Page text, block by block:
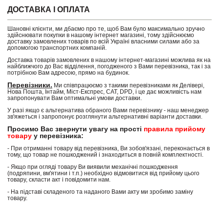
ДОСТАВКА І ОПЛАТА
Шановні клієнти, ми дбаємо про те, щоб Вам було максимально зручно
здійснювати покупки в нашому інтернет магазині, тому здійснюємо
доставку замовлених товарів по всій Україні власними силами або за
допомогою транспортних компаній.
Доставка товарів замовлених в нашому інтернет-магазині можлива як на
найближчого до Вас відділення, погодженого з Вами перевізника, так і за
потрібною Вам адресою, прямо на будинок.
Перевізники. Ми співпрацюємо з такими перевізниками як Делівері,
Нова Пошта, Інтайм, Міст-Експрес, САТ, DPD, і це дає можливість нам
запропонувати Вам оптимальні умови доставки.
У разі якщо є альтернатива обраного Вами перевізнику - наш менеджер
зв'яжеться і запропонує розглянути альтернативні варіанти доставки.
Просимо Вас звернути увагу на прості правила прийому
товару у перевізника:
- При отриманні товару від перевізника, Ви зобов'язані, переконається в
тому, що товар не пошкоджений і знаходиться в повній комплектності.
- Якщо при огляді товару Ви виявили механічні пошкодження
(подряпини, вм'ятини і т.п.) необхідно відмовитися від прийому цього
товару, скласти акт і повідомити нам.
- На підставі складеного та наданого Вами акту ми зробимо заміну
товару.